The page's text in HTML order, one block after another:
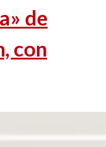
de
con